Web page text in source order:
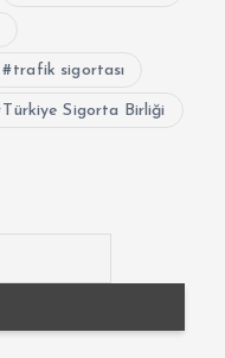
trafik sigortası
Türkiye Sigorta Birliği